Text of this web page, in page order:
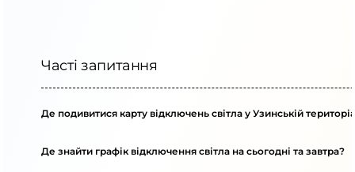
Часті запитання
Де подивитися карту відключень світла у Узинській
Де знайти графік відключення світла на сьогодні та завтра?